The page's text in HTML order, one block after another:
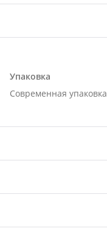
Упаковка
Современная упаковка